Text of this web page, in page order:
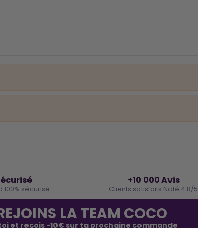
100% sécurisé
+10 000 Avis
Clients satisfaits Noté 4.8/5
LA TEAM COCO
et reçois -10€ sur ta prochaine commande